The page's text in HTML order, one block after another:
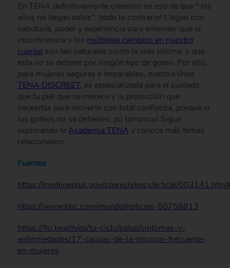
En TENA definitivamente creemos en eso de que “ los
años no llegan solos”, ¡todo lo contrario! Llegan con
sabiduría, poder y experiencia para entender que la
incontinencia y los múltiples cambios en nuestro
cuerpo son tan naturales como la vida misma, y que
esta no se detiene por ningún tipo de goteo. Por ello,
para mujeres seguras e imparables, nuestra línea
TENA DISCREET, es especializada para el cuidado
que tu piel que se merece y la protección que
necesitas para moverte con total confianza, porque si
los goteos no se detienen, ¡tú tampoco! Sigue
explorando la Academia TENA y conoce más temas
relacionados.
Fuentes
https://medlineplus.gov/spanish/ency/article/
https://www.bbc.com/mundo/noticias-50758813
https://flo.health/es/tu-ciclo/salud/sintomas-y-
enfermedades/17-causas-de-la-miccion-frecuente-
en-mujeres